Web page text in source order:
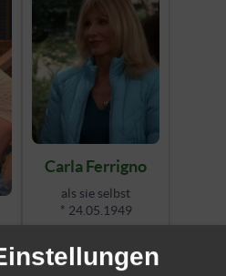
Carla Ferrigno
als sie selbst
* 24.05.1949
MEHR HIER